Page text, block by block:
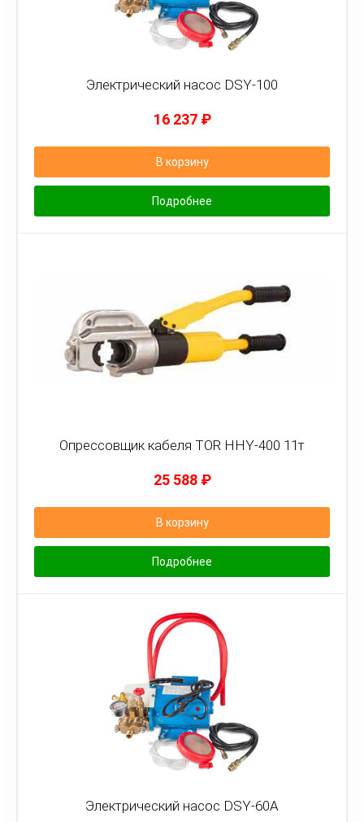
Электрический насос DSY-100
16 237 ₽
В корзину
Подробнее
Опрессовщик кабеля TOR HHY-400 11т
25 588 ₽
В корзину
Подробнее
Электрический насос DSY-60A